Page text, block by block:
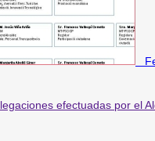
efectuadas por el